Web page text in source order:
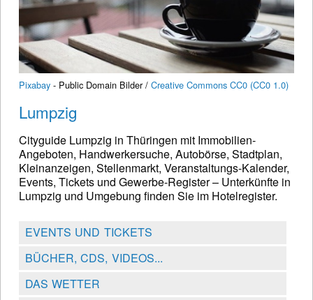
Pixabay - Public Domain Bilder / Creative Commons CC0 (CC0 1.0)
Lumpzig
Cityguide Lumpzig in Thüringen mit Immobilien-
Angeboten, Handwerkersuche, Autobörse, Stadtplan,
Kleinanzeigen, Stellenmarkt, Veranstaltungs-Kalender,
Events, Tickets und Gewerbe-Register – Unterkünfte in
Lumpzig und Umgebung finden Sie im Hotelregister.
EVENTS UND TICKETS
BÜCHER, CDS, VIDEOS...
DAS WETTER